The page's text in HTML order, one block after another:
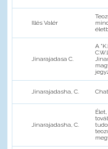
Illés Valér
Jinarajadasa C.
A
Jinarajadasha, C.
Jinarajadasha, C.